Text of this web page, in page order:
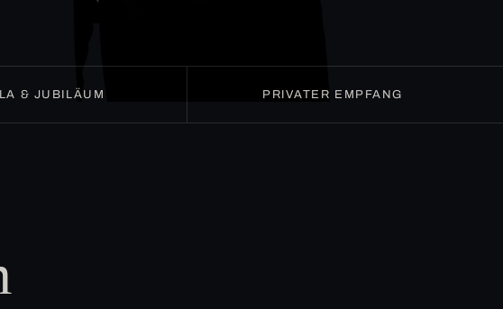
& JUBILÄUM PRIVATER EMPFANG